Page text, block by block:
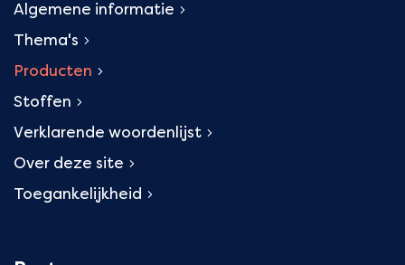
Algemene informatie
Thema's
Producten
Stoffen
Verklarende woordenlijst
Over deze site
Toegankelijkheid